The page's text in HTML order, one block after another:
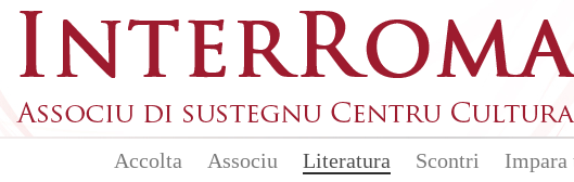
Accolta Associu Literatura Scontri Impara